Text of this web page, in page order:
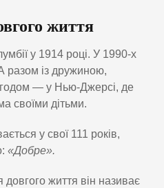
життя
у 1914 році. У 1990-х
разом із дружиною,
— у Нью-Джерсі, де
своїми дітьми.
у свої 111 років,
«Добре».
життя він називає